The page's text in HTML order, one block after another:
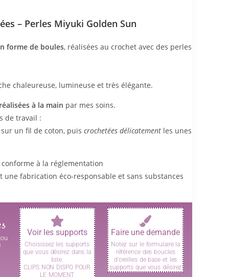
– Perles Miyuki Golden Sun
forme de boules, réalisées au crochet avec des perles
chaleureuse, lumineuse et très élégante.
à la main par mes soins.
de travail :
sur un fil de coton, puis crochetées délicatement les unes
conforme à la réglementation
une fabrication éco-responsable et sans substances
Voir les supports
Choisissez les supports
que vous désirez dans la
liste.
CLIPS NON DISPO POUR
LE MOMENT
Faire une demande
Notez sur le formulaire la
référence des boucles
d'oreilles de base et les
supports que vous désirez